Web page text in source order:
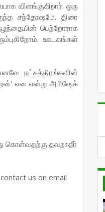
விளங்குகிறார். ஒரு
சந்தோஷமே. திரை
பெற்றோராக
ஊடகங்கள்
நட்சத்திரங்களின்
என என்று அபிஷேக்
கொள்வதற்கு தவறாதீர்
us on email